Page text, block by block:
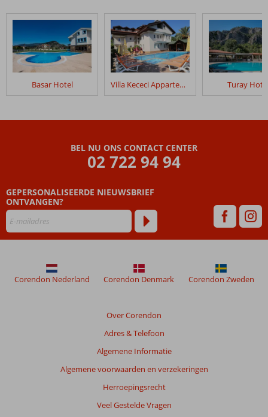
Basar Hotel Villa Kececi Appartementen Turay
BEL NU ONS CONTACT CENTER
02 722 94 94
GEPERSONALISEERDE NIEUWSBRIEF
ONTVANGEN?
Over Corendon
Adres & Telefoon
Algemene Informatie
Algemene voorwaarden en verzekeringen
Herroepingsrecht
Veel Gestelde Vragen
Corendon Nederland Corendon Denmark Corendon Zweden